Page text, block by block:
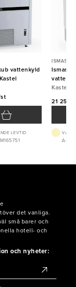
vattenkyld
LEVTID
ISMASKIN
Kastel
21 250
Art.
det vanliga.
små barer och
hotell- och
och nyheter: